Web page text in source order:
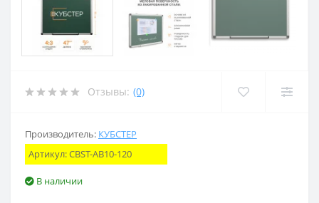
Отзывы: (0)
Производитель: КУБСТЕР
Артикул:CBST-AB10-120
В наличии